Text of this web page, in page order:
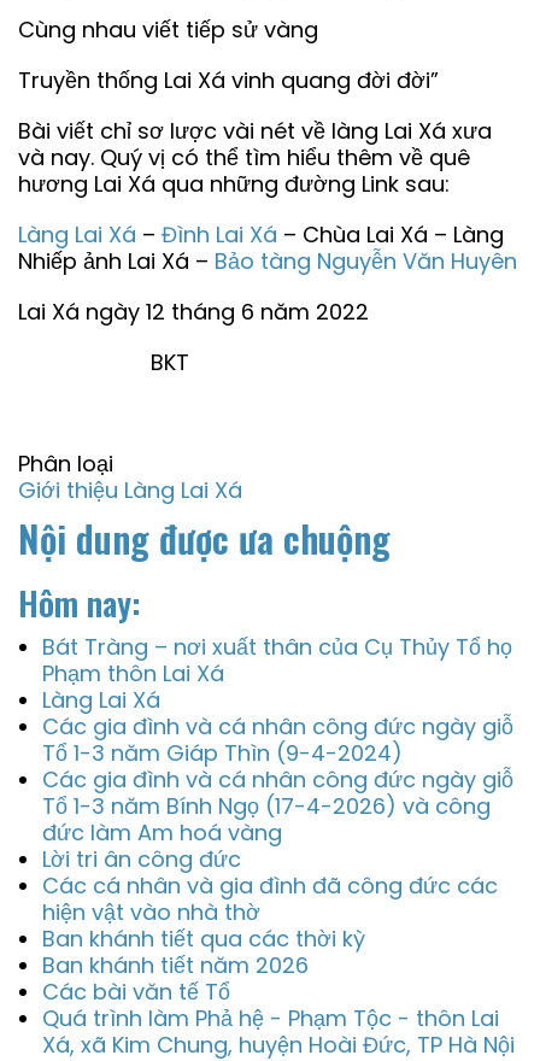
Cùng nhau viết tiếp sử vàng
Truyền thống Lai Xá vinh quang đời đời”
Bài viết chỉ sơ lược vài nét về làng Lai Xá xưa
và nay. Quý vị có thể tìm hiểu thêm về quê
hương Lai Xá qua những đường Link sau:
Làng Lai Xá – Đình Lai Xá – Chùa Lai Xá – Làng
Nhiếp ảnh Lai Xá – Bảo tàng Nguyễn Văn Huyên
Lai Xá ngày 12 tháng 6 năm 2022
BKT
Phân loại
Giới thiệu Làng Lai Xá
Nội dung được ưa chuộng
Hôm nay:
Bát Tràng – nơi xuất thân của Cụ Thủy Tổ họ
Phạm thôn Lai Xá
Làng Lai Xá
Các gia đình và cá nhân công đức ngày giỗ
Tổ 1-3 năm Giáp Thìn (9-4-2024)
Các gia đình và cá nhân công đức ngày giỗ
Tổ 1-3 năm Bính Ngọ (17-4-2026) và công
đức làm Am hoá vàng
Lời tri ân công đức
Các cá nhân và gia đình đã công đức các
hiện vật vào nhà thờ
Ban khánh tiết qua các thời kỳ
Ban khánh tiết năm 2026
Các bài văn tế Tổ
Quá trình làm Phả hệ - Phạm Tộc - thôn Lai
Xá, xã Kim Chung, huyện Hoài Đức, TP Hà Nội